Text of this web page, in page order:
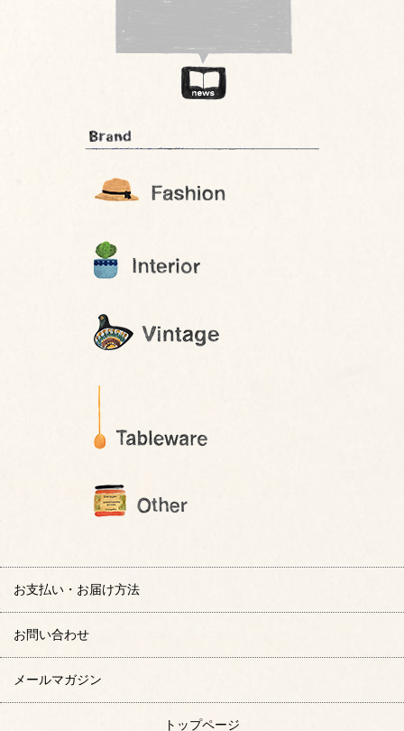
お支払い・お届け方法
お問い合わせ
メールマガジン
トップページ